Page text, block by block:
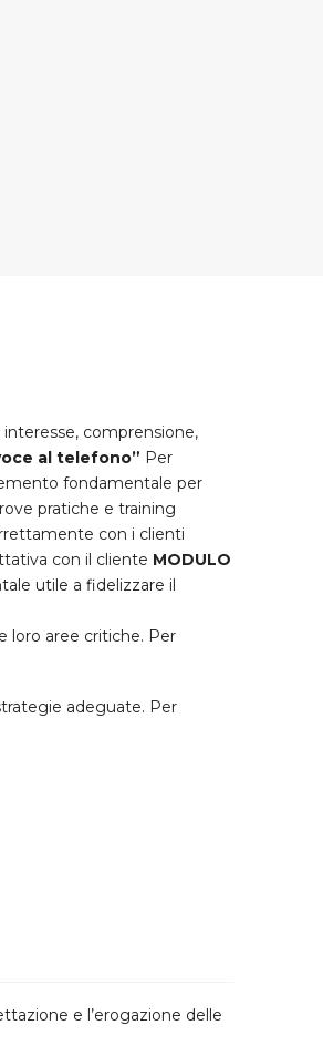
comprensione,
al telefono” Per
fondamentale per
pratiche e training
con i clienti
con il cliente MODULO
utile a fidelizzare il
loro aree critiche. Per
adeguate. Per
e l’erogazione delle